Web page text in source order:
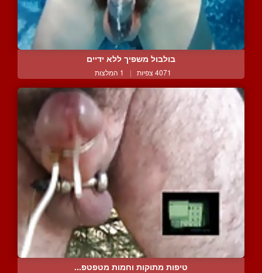
בולבול משפיך ללא ידיים
4071 צפיות | 1 המלצות
טיפות מתוקות וחמות מטפטפ...